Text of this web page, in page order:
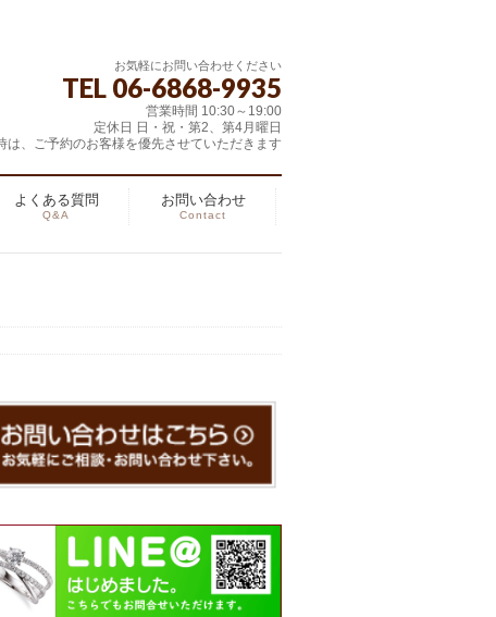
お気軽にお問い合わせください
TEL 06-6868-9935
営業時間 10:30～19:00
定休日 日・祝・第2、第4月曜日
は、ご予約のお客様を優先させていただきます
よくある質問
Q&A
お問い合わせ
Contact